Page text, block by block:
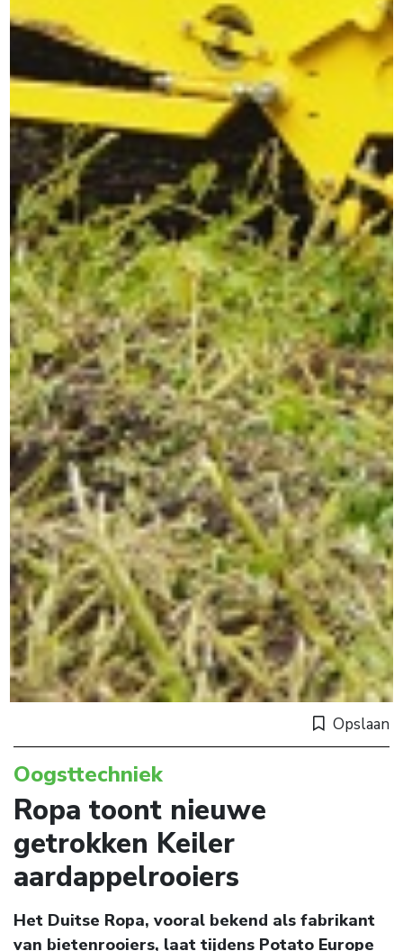
Opslaan
Oogsttechniek
Ropa toont nieuwe
getrokken Keiler
aardappelrooiers
Het Duitse Ropa, vooral bekend als fabrikant
van bietenrooiers, laat tijdens Potato Europe